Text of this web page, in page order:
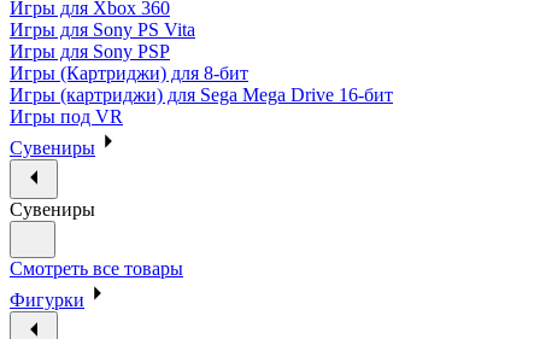
Игры для Xbox 360
Игры для Sony PS Vita
Игры для Sony PSP
Игры (Картриджи) для 8-бит
Игры (картриджи) для Sega Mega Drive 16-бит
Игры под VR
Сувениры
Сувениры
Смотреть все товары
Фигурки